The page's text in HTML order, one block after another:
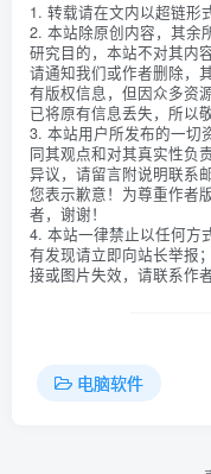
1. 转载请在文内以超链形
2. 本站除原创内容，其余
研究目的，本站不对其内
请通知我们或作者删除，
有版权信息，但因众多资
已将原有信息丢失，所以
3. 本站用户所发布的一切
同其观点和对其真实性负
异议，请留言附说明联系
您表示歉意！为尊重作者
者，谢谢！
4. 本站一律禁止以任何方
有发现请立即向站长举报
接或图片失效，请联系作
电脑软件